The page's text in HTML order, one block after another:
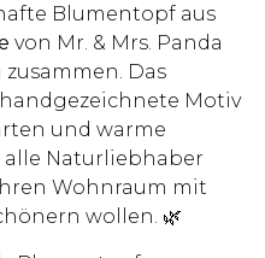
Blumentopf aus
von Mr. & Mrs. Panda
Das
Motiv
und warme
alle Naturliebhaber
Wohnraum mit
wollen. 🌿